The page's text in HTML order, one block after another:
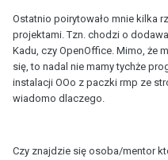
Ostatnio poirytowało mnie kilka
projektami. Tzn. chodzi o
Kadu, czy OpenOffice. Mimo, że
się, to nadal nie mamy tychże
instalacji OOo z paczki rmp ze
wiadomo dlaczego.
Czy znajdzie się osoba/mentor